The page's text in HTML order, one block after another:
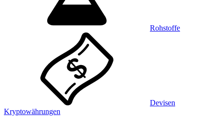
Rohstoffe
Devisen
Kryptowährungen